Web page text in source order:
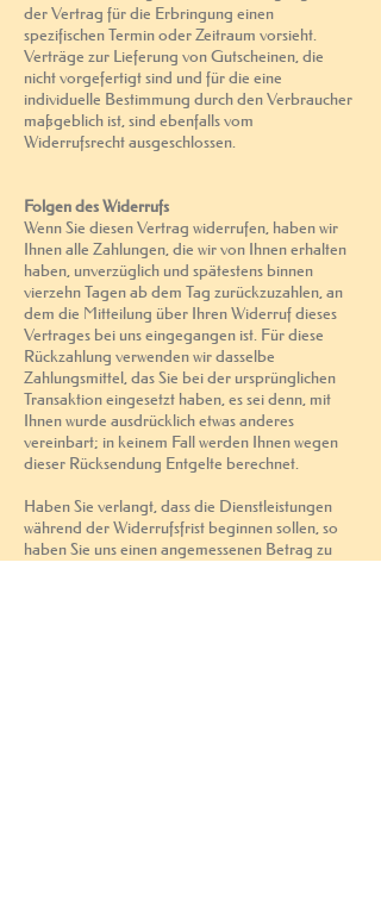
der Vertrag für die Erbringung einen
spezifischen Termin oder Zeitraum vorsieht.
Verträge zur Lieferung von Gutscheinen, die
nicht vorgefertigt sind und für die eine
individuelle Bestimmung durch den Verbraucher
maßgeblich ist, sind ebenfalls vom
Widerrufsrecht ausgeschlossen.
Folgen des Widerrufs
Wenn Sie diesen Vertrag widerrufen, haben wir
Ihnen alle Zahlungen, die wir von Ihnen erhalten
haben, unverzüglich und spätestens binnen
vierzehn Tagen ab dem Tag zurückzuzahlen, an
dem die Mitteilung über Ihren Widerruf dieses
Vertrages bei uns eingegangen ist. Für diese
Rückzahlung verwenden wir dasselbe
Zahlungsmittel, das Sie bei der ursprünglichen
Transaktion eingesetzt haben, es sei denn, mit
Ihnen wurde ausdrücklich etwas anderes
vereinbart; in keinem Fall werden Ihnen wegen
dieser Rücksendung Entgelte berechnet.
Haben Sie verlangt, dass die Dienstleistungen
während der Widerrufsfrist beginnen sollen, so
haben Sie uns einen angemessenen Betrag zu